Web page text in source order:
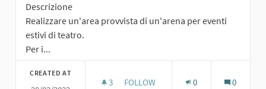
Descrizione
Realizzare un'area provvista di un'arena per eventi
estivi di teatro.
Per i...
CREATED AT
3 3 FOLLOWERS
FOLLOW 0 0